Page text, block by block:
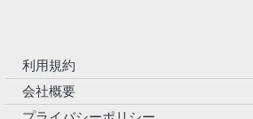
利用規約
会社概要